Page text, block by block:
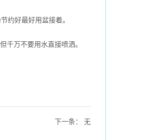
好最好用盆接着。
万不要用水直接喷洒。
下一条： 无